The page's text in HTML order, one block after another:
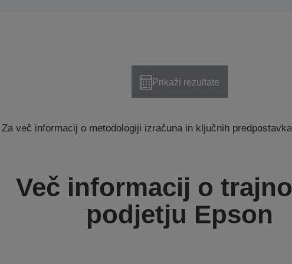
Prikaži rezultate
Za več informacij o metodologiji izračuna in ključnih
Več informacij o
podjetju Epson